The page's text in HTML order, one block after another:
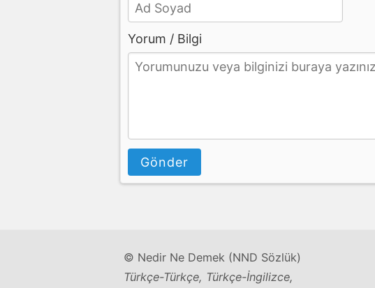
Yorum / Bilgi
Gönder
© Nedir Ne Demek (NND Sözlük)
Türkçe-Türkçe, Türkçe-İngilizce,